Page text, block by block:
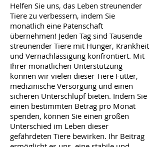
Helfen Sie uns, das Leben streunender
Tiere zu verbessern, indem Sie
monatlich eine Patenschaft
übernehmen! Jeden Tag sind Tausende
streunender Tiere mit Hunger, Krankheit
und Vernachlässigung konfrontiert. Mit
Ihrer monatlichen Unterstützung
können wir vielen dieser Tiere Futter,
medizinische Versorgung und einen
sicheren Unterschlupf bieten. Indem Sie
einen bestimmten Betrag pro Monat
spenden, können Sie einen großen
Unterschied im Leben dieser
gefährdeten Tiere bewirken. Ihr Beitrag